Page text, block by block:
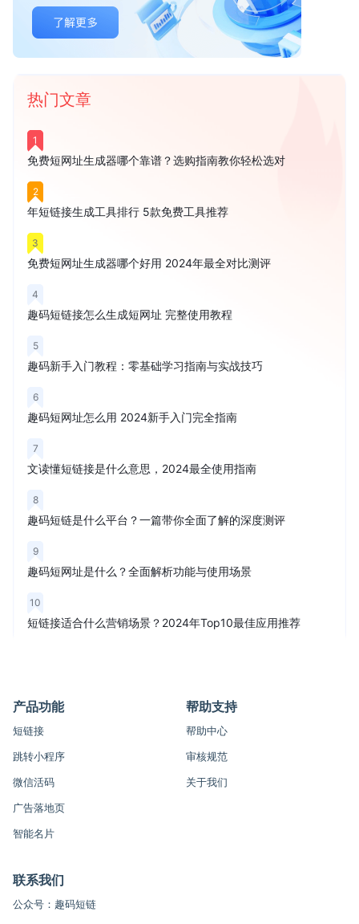
热门文章
1
免费短网址生成器哪个靠谱？选购指南教你轻松选对
2
年短链接生成工具排行 5款免费工具推荐
3
免费短网址生成器哪个好用 2024年最全对比测评
4
趣码短链接怎么生成短网址 完整使用教程
5
趣码新手入门教程：零基础学习指南与实战技巧
6
趣码短网址怎么用 2024新手入门完全指南
7
文读懂短链接是什么意思，2024最全使用指南
8
趣码短链是什么平台？一篇带你全面了解的深度测评
9
趣码短网址是什么？全面解析功能与使用场景
10
短链接适合什么营销场景？2024年Top10最佳应用推荐
产品功能
短链接
跳转小程序
微信活码
广告落地页
智能名片
帮助支持
帮助中心
审核规范
关于我们
联系我们
公众号：趣码短链